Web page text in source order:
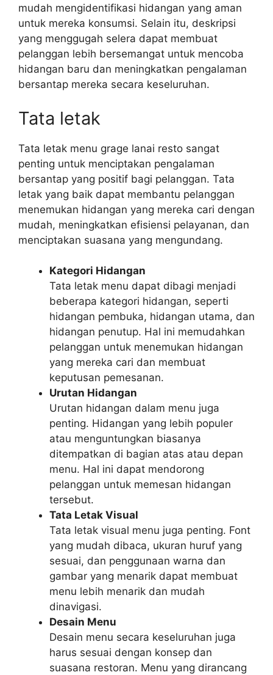
mudah mengidentifikasi hidangan yang aman
untuk mereka konsumsi. Selain itu, deskripsi
yang menggugah selera dapat membuat
pelanggan lebih bersemangat untuk mencoba
hidangan baru dan meningkatkan pengalaman
bersantap mereka secara keseluruhan.
Tata letak
Tata letak menu grage lanai resto sangat
penting untuk menciptakan pengalaman
bersantap yang positif bagi pelanggan. Tata
letak yang baik dapat membantu pelanggan
menemukan hidangan yang mereka cari dengan
mudah, meningkatkan efisiensi pelayanan, dan
menciptakan suasana yang mengundang.
Kategori Hidangan
Tata letak menu dapat dibagi menjadi
beberapa kategori hidangan, seperti
hidangan pembuka, hidangan utama, dan
hidangan penutup. Hal ini memudahkan
pelanggan untuk menemukan hidangan
yang mereka cari dan membuat
keputusan pemesanan.
Urutan Hidangan
Urutan hidangan dalam menu juga
penting. Hidangan yang lebih populer
atau menguntungkan biasanya
ditempatkan di bagian atas atau depan
menu. Hal ini dapat mendorong
pelanggan untuk memesan hidangan
tersebut.
Tata Letak Visual
Tata letak visual menu juga penting. Font
yang mudah dibaca, ukuran huruf yang
sesuai, dan penggunaan warna dan
gambar yang menarik dapat membuat
menu lebih menarik dan mudah
dinavigasi.
Desain Menu
Desain menu secara keseluruhan juga
harus sesuai dengan konsep dan
suasana restoran. Menu yang dirancang